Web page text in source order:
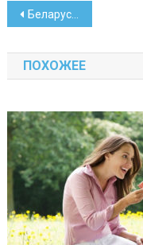
Навигация
по
записям
Беларусь и Никарагуа подпишут соглашение об экспортных кредитах
ПОХОЖЕЕ